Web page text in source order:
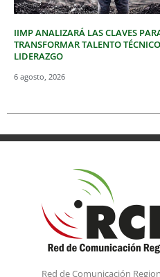
IIMP ANALIZARÁ LAS CLAVES
TRANSFORMAR TALENTO
LIDERAZGO
6 agosto, 2026
Red de Comunicación